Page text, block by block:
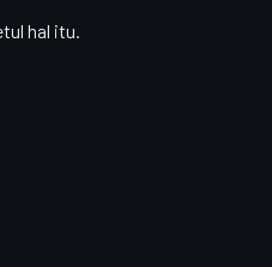
hal itu.